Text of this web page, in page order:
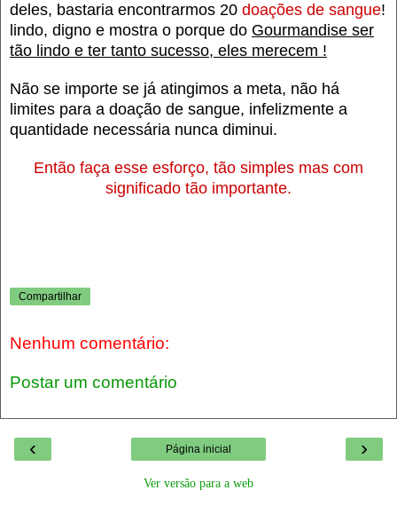
deles, bastaria encontrarmos 20 doações de sangue!
lindo, digno e mostra o porque do Gourmandise ser
tão lindo e ter tanto sucesso, eles merecem !
Não se importe se já atingimos a meta, não há
limites para a doação de sangue, infelizmente a
quantidade necessária nunca diminui.
Então faça esse esforço, tão simples mas com
significado tão importante.
Compartilhar
Nenhum comentário:
Postar um comentário
‹ ›
Página inicial
Ver versão para a web